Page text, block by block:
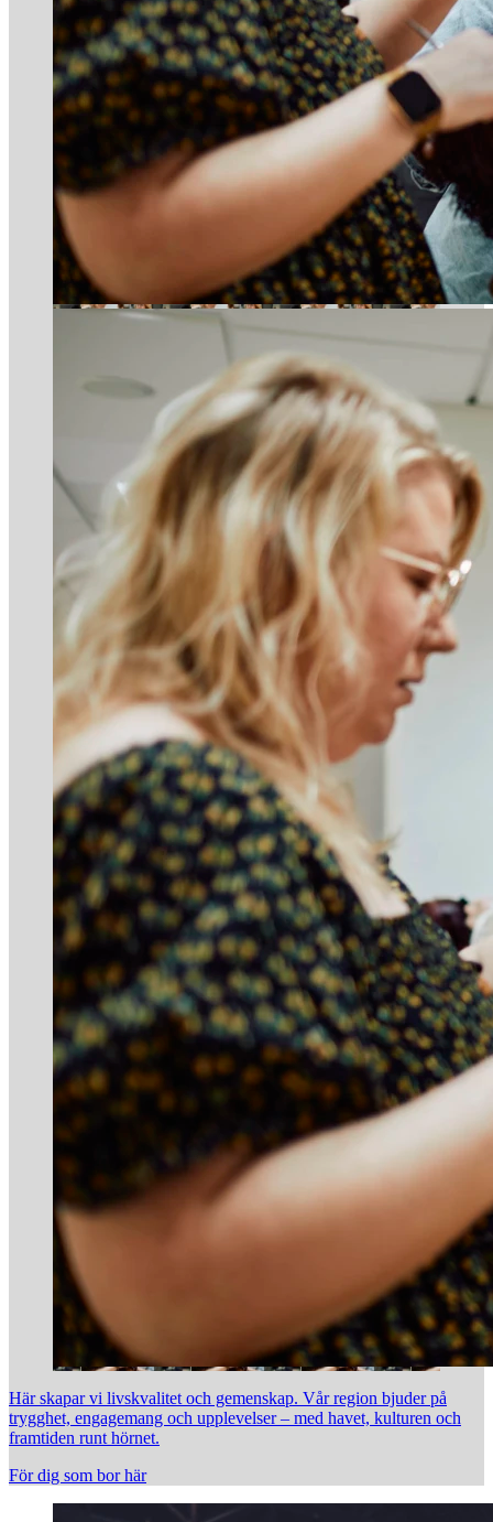
Här skapar vi livskvalitet och gemenskap. Vår region bjuder på
trygghet, engagemang och upplevelser – med havet, kulturen och
framtiden runt hörnet.
För dig som bor här